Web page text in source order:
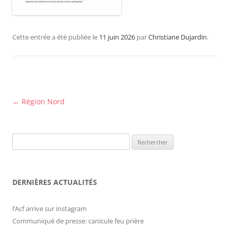
Cette entrée a été publiée le 11 juin 2026 parChristiane Dujardin.
Navigation
← Région Nord
DERNIÈRES ACTUALITÉS
l’Acf arrive sur instagram
Communiqué de presse: canicule feu prière